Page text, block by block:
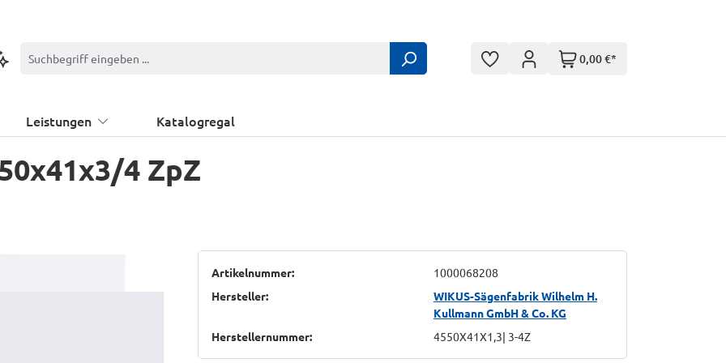
Suche 0,00 €*
Leistungen Katalogregal
4 ZpZ
Hersteller:
WIKUS-Sägenfabrik Wilhelm H.
Kullmann GmbH & Co. KG
Artikelnummer: 1000068208
Herstellernummer: 4550X41X1,3| 3-4Z